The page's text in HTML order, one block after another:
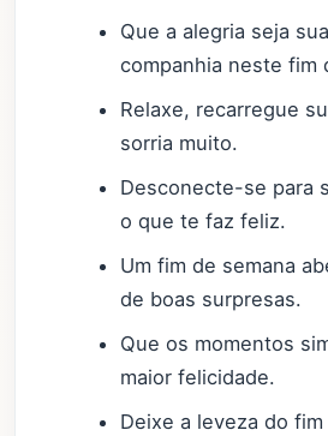
Que a alegria seja
companhia neste fim
Relaxe, recarregue
sorria muito.
Desconecte-se para
o que te faz feliz.
Um fim de semana
de boas surpresas.
Que os momentos
maior felicidade.
Deixe a leveza do